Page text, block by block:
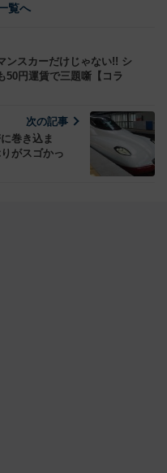
覧へ
スカーだけじゃない!! シ
50円運賃で三題噺【コラ
次の記事
巻き込ま
がスゴかっ